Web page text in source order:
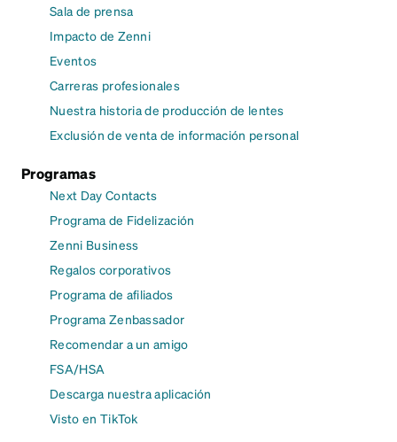
Sala de prensa
Impacto de Zenni
Eventos
Carreras profesionales
Nuestra historia de producción de lentes
Exclusión de venta de información personal
Programas
Next Day Contacts
Programa de Fidelización
Zenni Business
Regalos corporativos
Programa de afiliados
Programa Zenbassador
Recomendar a un amigo
FSA/HSA
Descarga nuestra aplicación
Visto en TikTok